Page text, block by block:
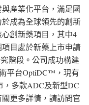
產業化平台，滿足國
成為全球領先的創新
創新藥項目，其中4
目處於新藥上市申請
階段。公司成功構建
平台OptiDC™，現有
，多款ADC及新型DC
更多詳情，請訪問官